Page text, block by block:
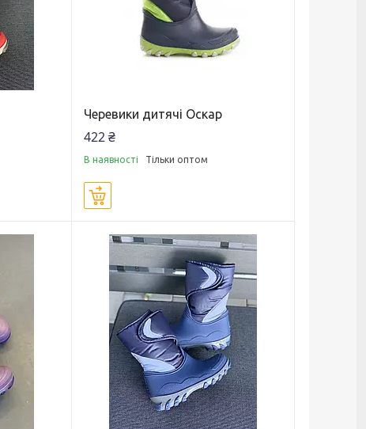
Черевики дитячі Оскар
422 ₴
В наявності Тільки оптом